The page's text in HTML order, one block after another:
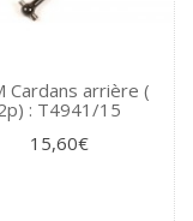
Cardans arrière (
: T4941/15
15,60€